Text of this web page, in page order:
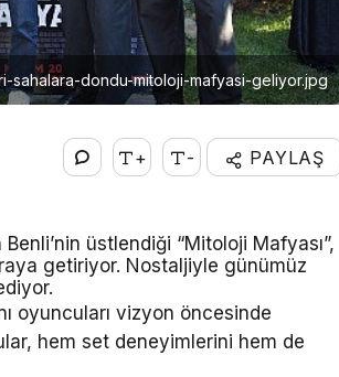
sahalara-dondu-mitoloji-mafyasi-geliyor.jpg
+ - PAYLAŞ
üstlendiği “Mitoloji Mafyası”,
getiriyor. Nostaljiyle günümüz
oyuncuları vizyon öncesinde
hem set deneyimlerini hem de